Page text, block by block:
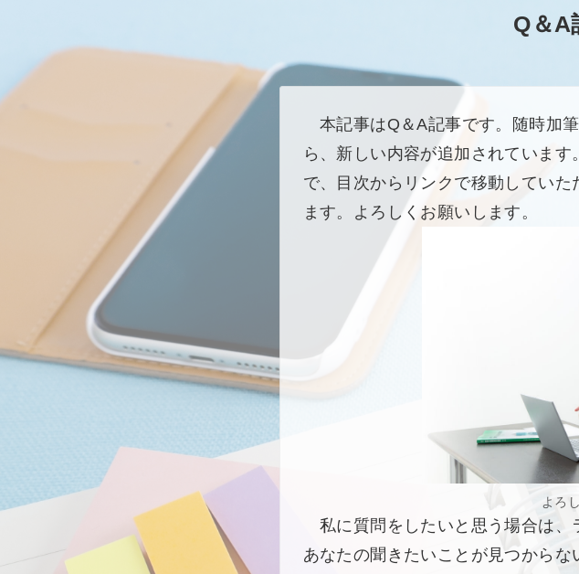
Q＆A
本記事はQ＆A記事です。随時加
ら、新しい内容が追加されていま
で、目次からリンクで移動してい
ます。よろしくお願いします。
よろ
私に質問をしたいと思う場合は、
あなたの聞きたいことが見つから